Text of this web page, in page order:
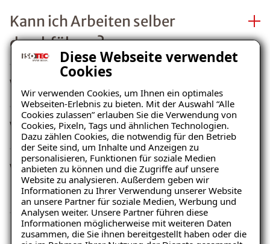
Diese Webseite verwendet
Cookies
Wir verwenden Cookies, um Ihnen ein optimales
Webseiten-Erlebnis zu bieten. Mit der Auswahl “Alle
Cookies zulassen” erlauben Sie die Verwendung von
Cookies, Pixeln, Tags und ähnlichen Technologien.
Dazu zählen Cookies, die notwendig für den Betrieb
der Seite sind, um Inhalte und Anzeigen zu
personalisieren, Funktionen für soziale Medien
anbieten zu können und die Zugriffe auf unsere
Website zu analysieren. Außerdem geben wir
Informationen zu Ihrer Verwendung unserer Website
an unsere Partner für soziale Medien, Werbung und
Analysen weiter. Unsere Partner führen diese
Informationen möglicherweise mit weiteren Daten
zusammen, die Sie ihnen bereitgestellt haben oder die
Kann ich Arbeiten selber
durchführen?
Wer plant die Sanierung?
Wie lange planen Sie?
Was verstehen Sie unter
Planen?
Kann die Versicherung das